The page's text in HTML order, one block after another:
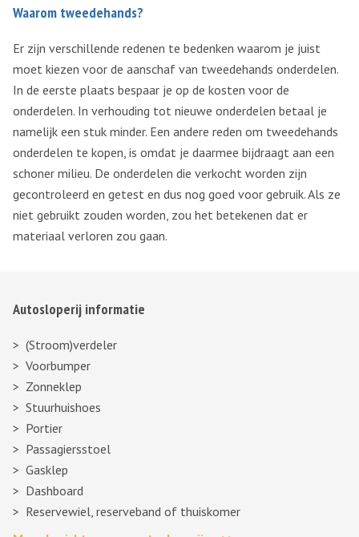
Waarom tweedehands?
Er zijn verschillende redenen te bedenken waarom je juist
moet kiezen voor de aanschaf van tweedehands onderdelen.
In de eerste plaats bespaar je op de kosten voor de
onderdelen. In verhouding tot nieuwe onderdelen betaal je
namelijk een stuk minder. Een andere reden om tweedehands
onderdelen te kopen, is omdat je daarmee bijdraagt aan een
schoner milieu. De onderdelen die verkocht worden zijn
gecontroleerd en getest en dus nog goed voor gebruik. Als ze
niet gebruikt zouden worden, zou het betekenen dat er
materiaal verloren zou gaan.
Autosloperij informatie
(Stroom)verdeler
Voorbumper
Zonneklep
Stuurhuishoes
Portier
Passagiersstoel
Gasklep
Dashboard
Reservewiel, reserveband of thuiskomer